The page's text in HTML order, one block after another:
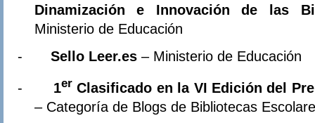
Dinamización e Innovación de las
Ministerio de Educación
-
Sello Leer.es– Ministerio de Educación
-
1erClasificado en la VI Edición del
– Categoría de Blogs de Bibliotecas